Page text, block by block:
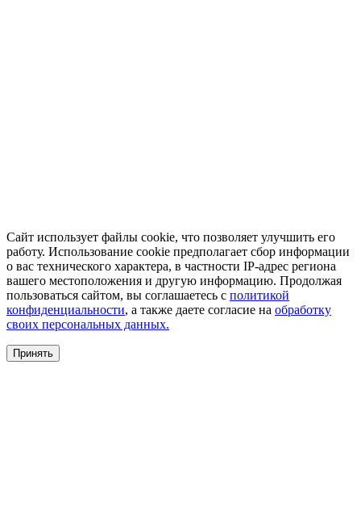
Сайт использует файлы cookie, что позволяет улучшить его
работу. Использование cookie предполагает сбор информации
о вас технического характера, в частности IP-адрес региона
вашего местоположения и другую информацию. Продолжая
пользоваться сайтом, вы соглашаетесь с политикой
конфиденциальности, а также даете согласие на обработку
своих персональных данных.
Принять